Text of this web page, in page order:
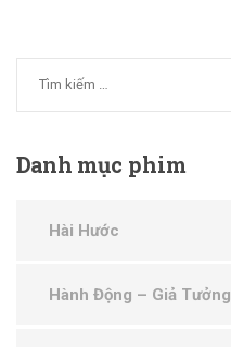
Danhmục phim
Hài Hước
Hành Động – Giả Tưởng